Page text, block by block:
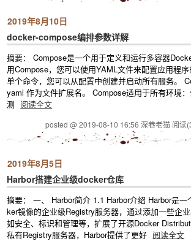
2019年8月10日
docker-compose编排参数详解
摘要： Compose是一个用于定义和运行多容器
用Compose，您可以使用YAML文件来配置应用程
单个命令，您可以从配置中创建并启动所有服务。
yaml 作为文件扩展名。 Compose适用于所有环境：
测 阅读全文
posted @ 2019-08-10 16:56 深巷老猫 阅读
2019年8月5日
Harbor搭建企业级docker仓库
摘要： 一、 Harbor简介 1.1 Harbor介绍 Harbor是
ker镜像的企业级Registry服务器，通过添加一些企
如安全、标识和管理等，扩展了开源Docker
私有Registry服务器，Harbor提供了更好 阅读全文